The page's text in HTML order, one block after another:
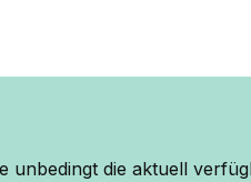
die aktuell